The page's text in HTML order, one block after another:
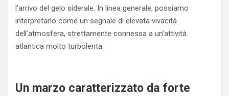
l’arrivo del gelo siderale. In linea generale, possiamo
interpretarlo come un segnale di elevata vivacità
dell’atmosfera, strettamente connessa a un’attività
atlantica molto turbolenta.
Un marzo caratterizzato da forte